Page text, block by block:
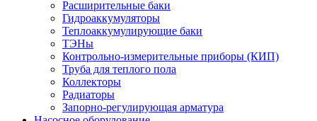
Расширительные баки
Гидроаккумуляторы
Теплоаккумулирующие баки
ТЭНы
Контрольно-измерительные приборы (КИП)
Труба для теплого пола
Коллекторы
Радиаторы
Запорно-регулирующая арматура